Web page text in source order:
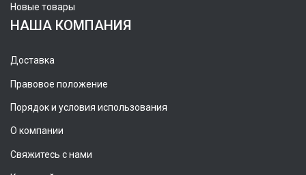
Новые товары
НАША КОМПАНИЯ
Доставка
Правовое положение
Порядок и условия использования
О компании
Свяжитесь с нами